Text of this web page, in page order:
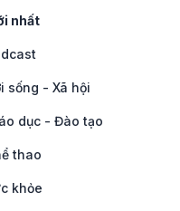
nhất
sống - Xã hội
dục - Đào tạo
thao
khỏe